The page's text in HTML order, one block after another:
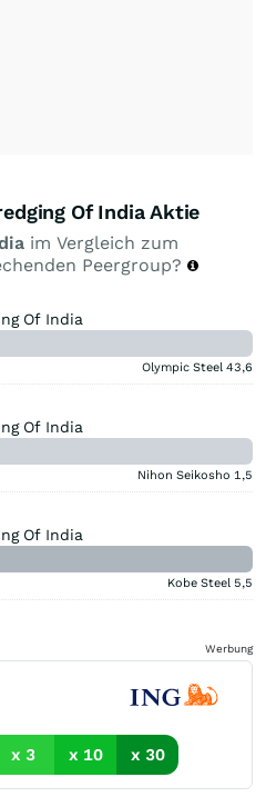
Of India Aktie
im Vergleich zum
Peergroup?
Of India
Olympic Steel 43,6
Of India
Nihon Seikosho 1,5
Of India
Kobe Steel 5,5
Werbung
x 3 x 10 x 30